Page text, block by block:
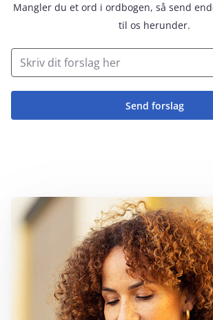
Mangler du et ord i ordbogen, så send
til os herunder.